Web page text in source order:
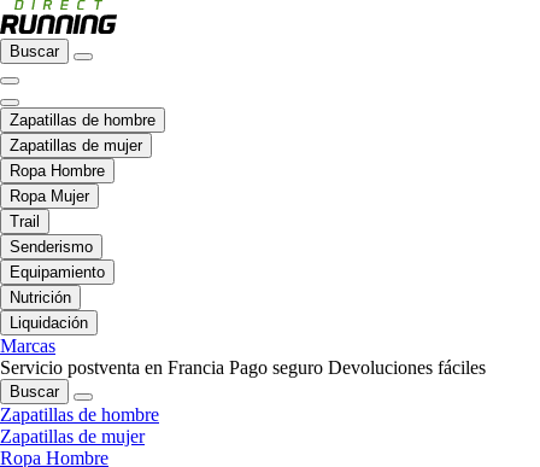
Buscar
Zapatillas de hombre
Zapatillas de mujer
Ropa Hombre
Ropa Mujer
Trail
Senderismo
Equipamiento
Nutrición
Liquidación
Marcas
Servicio postventa en Francia Pago seguro Devoluciones fáciles
Buscar
Zapatillas de hombre
Zapatillas de mujer
Ropa Hombre